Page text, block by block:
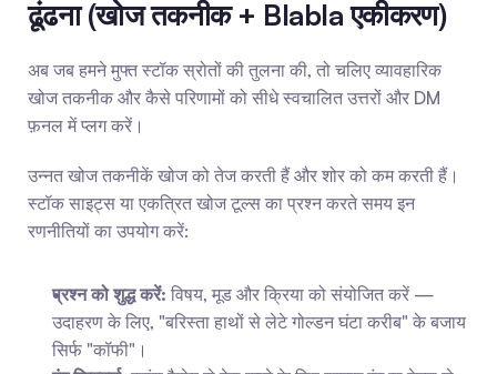
ढूंढना (खोज तकनीक + Blabla एकीकरण)
अब जब हमने मुफ्त स्टॉक स्रोतों की तुलना की, तो चलिए व्यावहारिक
खोज तकनीक और कैसे परिणामों को सीधे स्वचालित उत्तरों और DM
फ़नल में प्लग करें।
उन्नत खोज तकनीकें खोज को तेज करती हैं और शोर को कम करती हैं।
स्टॉक साइट्स या एकत्रित खोज टूल्स का प्रश्न करते समय इन
रणनीतियों का उपयोग करें:
प्रश्न को शुद्ध करें: विषय, मूड और क्रिया को संयोजित करें —
उदाहरण के लिए, "बरिस्ता हाथों से लेटे गोल्डन घंटा करीब" के बजाय
सिर्फ "कॉफी"।